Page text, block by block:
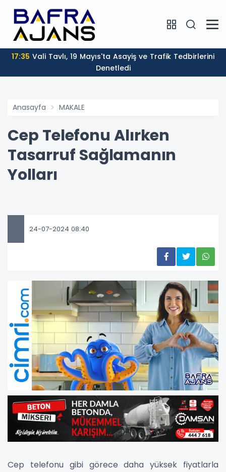
17:35
Denetledi
Anasayfa MAKALE
Cep Telefonu Alırken
Tasarruf Sağlamanın
Yolları
24-07-2024 08:40
Cep telefonu gibi görece daha yüksek fiyatlarla